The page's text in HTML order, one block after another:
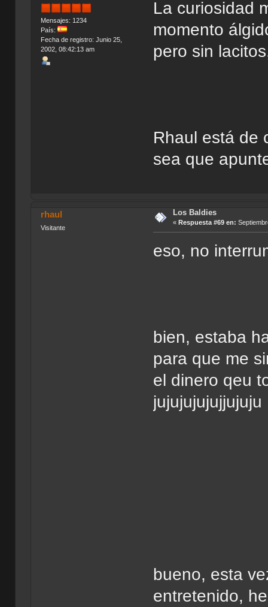
Mensajes: 1234
País:
Fecha de registro: Junio 25,
2002, 08:42:13 am
La curiosidad
momento
pero sin
Rhaul está de
sea que
rhaul
Visitante
Los Baldies
« Respuesta #69 en:
eso, no
bien, estaba
para que me
el dinero qeu
jujujujujujjujuju
bueno, esta
entretenido,